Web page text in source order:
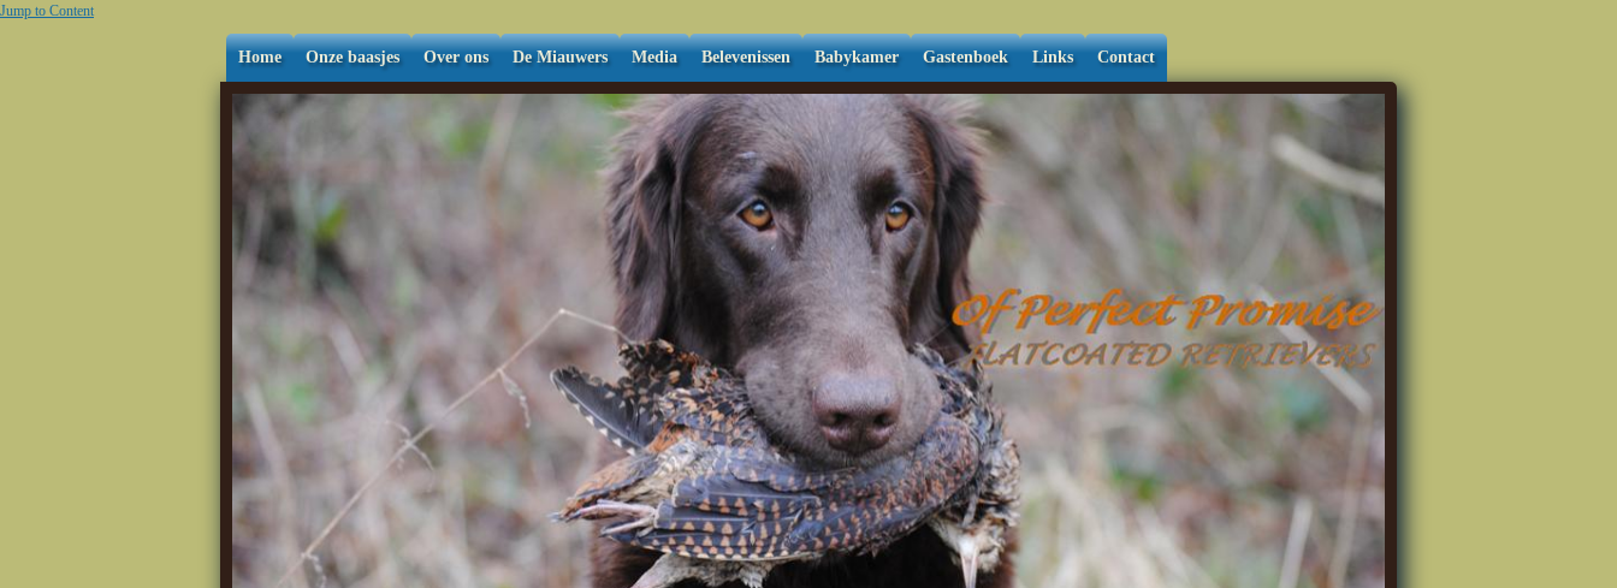
Jump to Content
Home Onze baasjes Over ons De Miauwers Media Belevenissen Babykamer Gastenboek Links Contact